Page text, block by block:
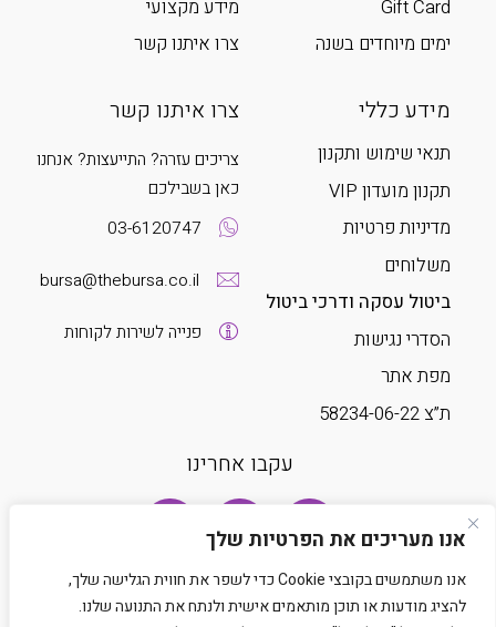
אנו מעריכים את הפרטיות שלך
אנו משתמשים בקובצי Cookie כדי לשפר את חווית הגלישה שלך,
להציג מודעות או תוכן מותאמים אישית ולנתח את התנועה שלנו.
Gift Card
ימים מיוחדים בשנה
מידע מקצועי
צרו איתנו קשר
מידע כללי
תנאי שימוש ותקנון
תקנון מועדון VIP
מדיניות פרטיות
משלוחים
ביטול עסקה ודרכי ביטול
הסדרי נגישות
מפת אתר
ת”צ 58234-06-22
צרו איתנו קשר
צריכים עזרה? התייעצות? אנחנו
כאן בשבילכם
03-6120747
bursa@thebursa.co.il
פנייה לשירות לקוחות
עקבו אחרינו